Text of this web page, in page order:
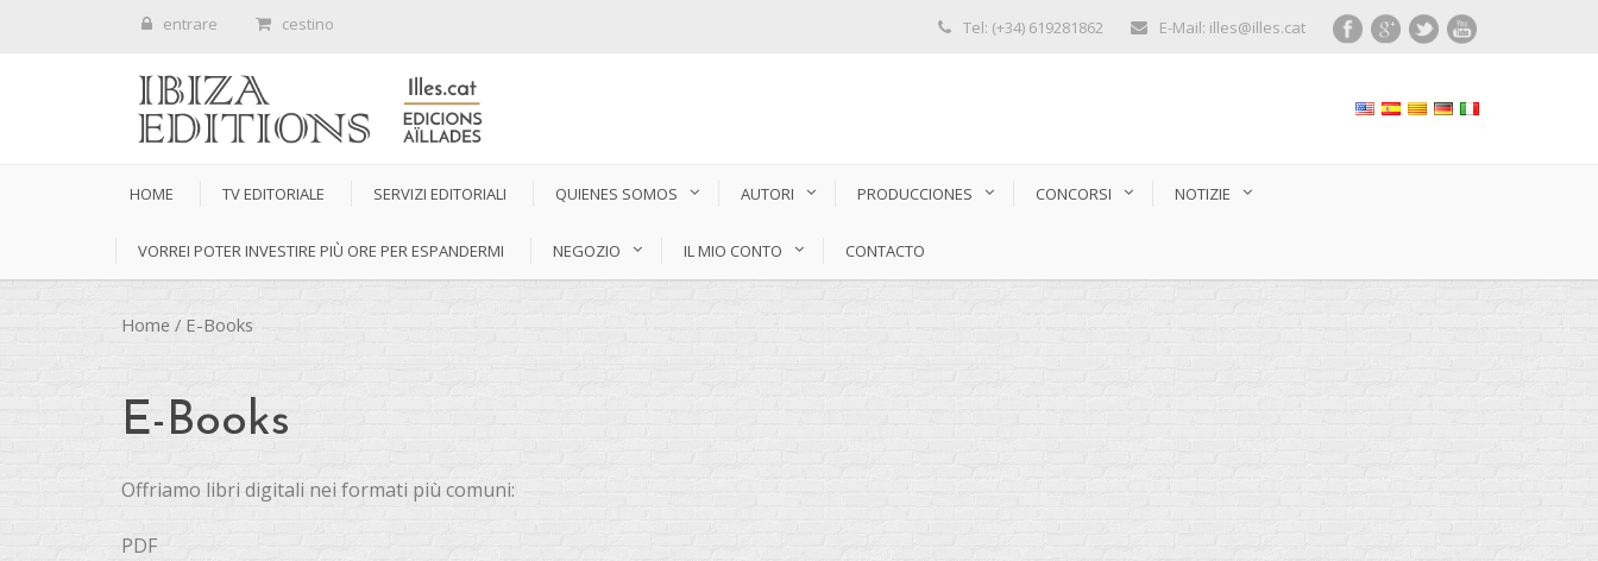
entrare cestino Tel: (+34) 619281862 E-Mail: illes@illes.cat
HOME TV EDITORIALE SERVIZI EDITORIALI QUIENES SOMOS AUTORI PRODUCCIONES CONCORSI NOTIZIE
VORREI POTER INVESTIRE PIÙ ORE PER ESPANDERMI NEGOZIO IL MIO CONTO CONTACTO
Home / E-Books
E-Books
Offriamo libri digitali nei formati più comuni:
PDF